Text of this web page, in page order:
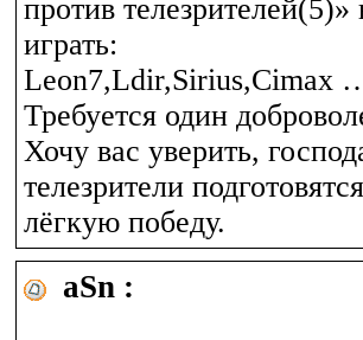
против телезрителей(5)»
играть:
Leon7,Ldir,Sirius,Cimax
Требуется один
Хочу вас уверить,
телезрители
лёгкую победу.
aSn :